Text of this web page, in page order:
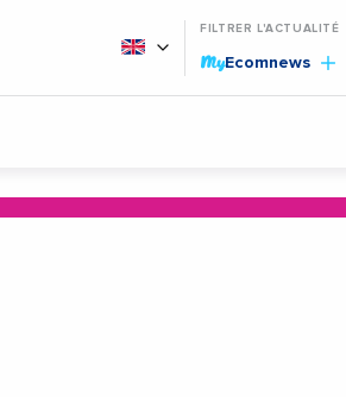
FILTRER L'ACTUALITÉ
MyEcomnews